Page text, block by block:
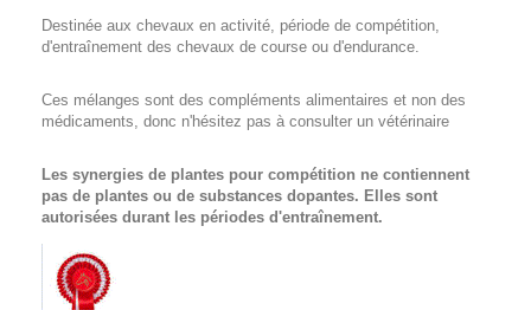
Destinée aux chevaux en activité, période de compétition,
d'entraînement des chevaux de course ou d'endurance.
Ces mélanges sont des compléments alimentaires et non des
médicaments, donc n'hésitez pas à consulter un vétérinaire
Les synergies de plantes pour compétition ne contiennent
pas de plantes ou de substances dopantes. Elles sont
autorisées durant les périodes d'entraînement.